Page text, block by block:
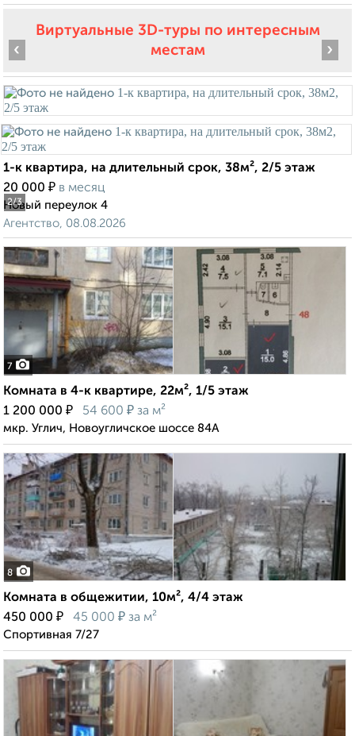
Виртуальные 3D-туры по интересным
местам
2/3
‹ ›
1-к квартира, на длительный срок, 38м², 2/5 этаж
20 000 ₽ в месяц
Новый переулок 4
Агентство, 08.08.2026
7
Комната в 4-к квартире, 22м², 1/5 этаж
1 200 000 ₽ 54 600 ₽ за м²
мкр. Углич, Новоугличское шоссе 84А
8
Комната в общежитии, 10м², 4/4 этаж
450 000 ₽ 45 000 ₽ за м²
Спортивная 7/27